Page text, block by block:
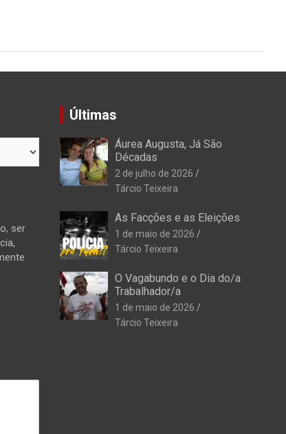
ser
Últimas
Áurea Augusta, Já São
Décadas
2 de julho de 2026
Tárcio Teixeira
As Facções e as Eleições
1 de maio de 2026
Tárcio Teixeira
O Vagabundo e o Dia do/a
Trabalhador/a
1 de maio de 2026
Tárcio Teixeira